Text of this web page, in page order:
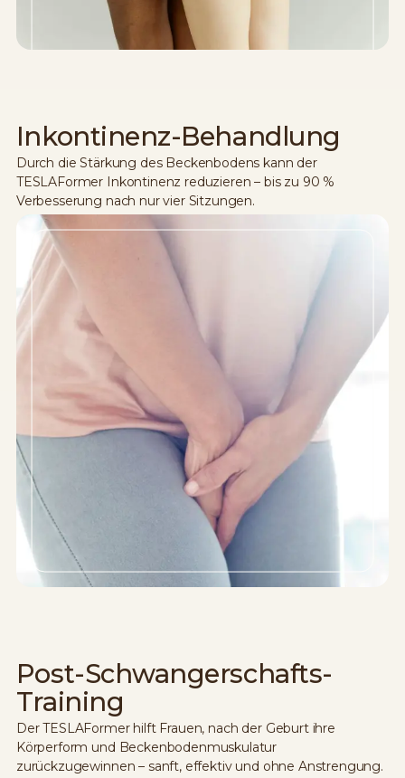
Inkontinenz-Behandlung
Durch die Stärkung des Beckenbodens kann der
TESLAFormer Inkontinenz reduzieren – bis zu 90 %
Verbesserung nach nur vier Sitzungen.
Post-Schwangerschafts-
Training
Der TESLAFormer hilft Frauen, nach der Geburt ihre
Körperform und Beckenbodenmuskulatur
zurückzugewinnen – sanft, effektiv und ohne Anstrengung.